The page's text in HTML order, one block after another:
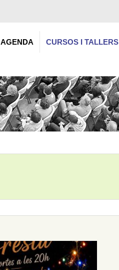
AGENDA CURSOS I TALLERS